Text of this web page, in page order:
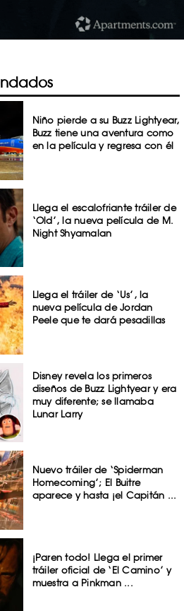
Niño pierde a su Buzz Lightyear,
Buzz tiene una aventura como
en la película y regresa con él
Llega el escalofriante tráiler de
‘Old’, la nueva película de M.
Night Shyamalan
Llega el tráiler de ‘Us’, la
nueva película de Jordan
Peele que te dará pesadillas
Disney revela los primeros
diseños de Buzz Lightyear y era
muy diferente; se llamaba
Lunar Larry
Nuevo tráiler de ‘Spiderman
Homecoming’; El Buitre
aparece y hasta ¡el Capitán ...
¡Paren todo! Llega el primer
tráiler oficial de ‘El Camino’ y
muestra a Pinkman ...